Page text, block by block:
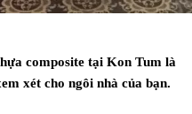
composite tại Kon Tum là
xét cho ngôi nhà của bạn.